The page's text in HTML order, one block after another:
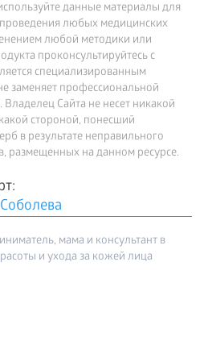
данные материалы для
любых медицинских
любой методики или
проконсультируйтесь с
специализированным
заменяет профессиональной
Владелец Сайта не несет никакой
стороной, понесший
в результате неправильного
размещенных на данном ресурсе.
мама и консультант в
и ухода за кожей лица